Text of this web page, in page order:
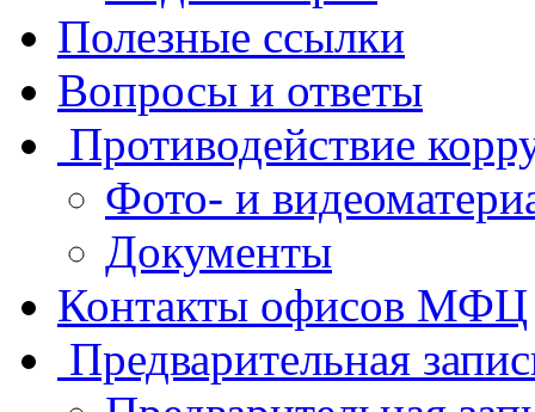
Полезные ссылки
Вопросы и ответы
Противодействие
Фото- и
Документы
Контакты офисов МФЦ
Предварительная